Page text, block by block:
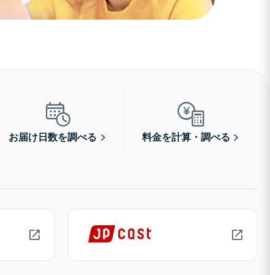
お届け日数を調べる 料金を計算・調べる